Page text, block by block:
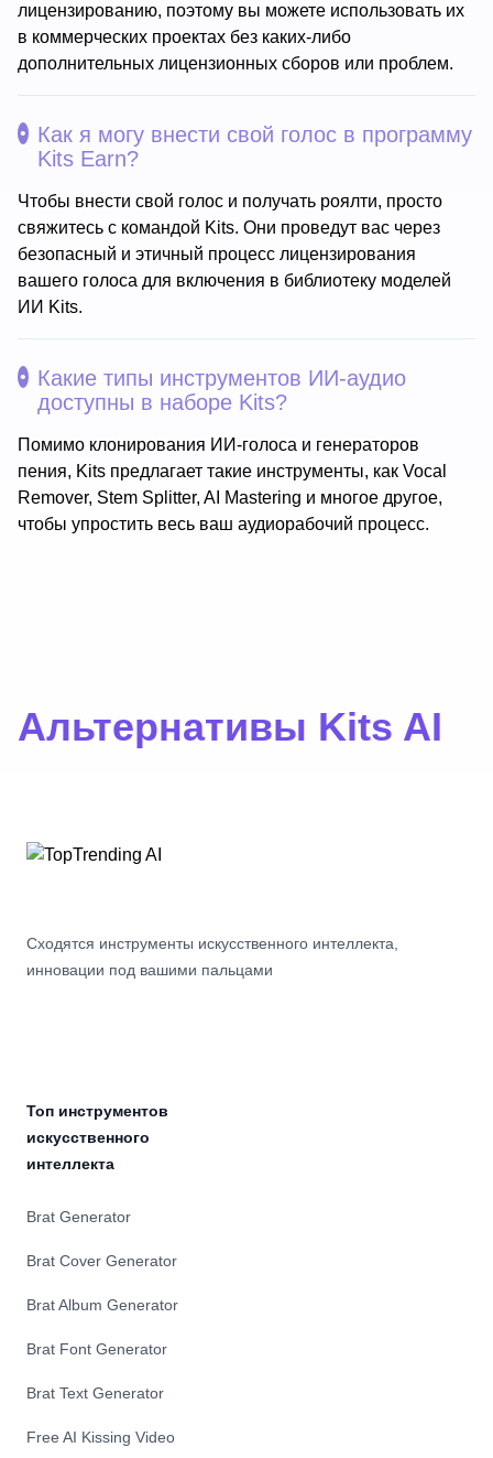
лицензированию, поэтому вы можете использовать их
в коммерческих проектах без каких-либо
дополнительных лицензионных сборов или проблем.
Как я могу внести свой голос в программу
Kits Earn?
Чтобы внести свой голос и получать роялти, просто
свяжитесь с командой Kits. Они проведут вас через
безопасный и этичный процесс лицензирования
вашего голоса для включения в библиотеку моделей
ИИ Kits.
Какие типы инструментов ИИ-аудио
доступны в наборе Kits?
Помимо клонирования ИИ-голоса и генераторов
пения, Kits предлагает такие инструменты, как Vocal
Remover, Stem Splitter, AI Mastering и многое другое,
чтобы упростить весь ваш аудиорабочий процесс.
Альтернативы Kits AI
Сходятся инструменты искусственного интеллекта,
инновации под вашими пальцами
Топ инструментов
искусственного
интеллекта
Brat Generator
Brat Cover Generator
Brat Album Generator
Brat Font Generator
Brat Text Generator
Free AI Kissing Video